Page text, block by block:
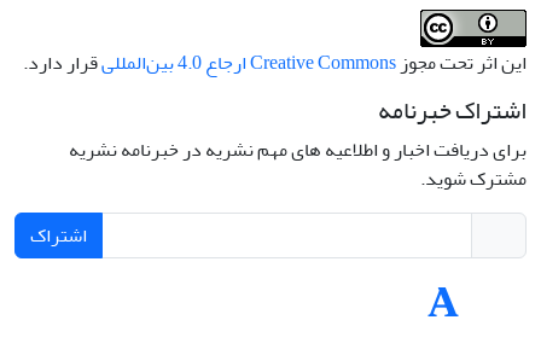
این اثر تحت مجوزCreative Commons ارجاع 4.0 بین‌المللی قرار دارد.
اشتراک خبرنامه
برای دریافت اخبار و اطلاعیه های مهم نشریه در خبرنامه نشریه
مشترک شوید.
اشتراک